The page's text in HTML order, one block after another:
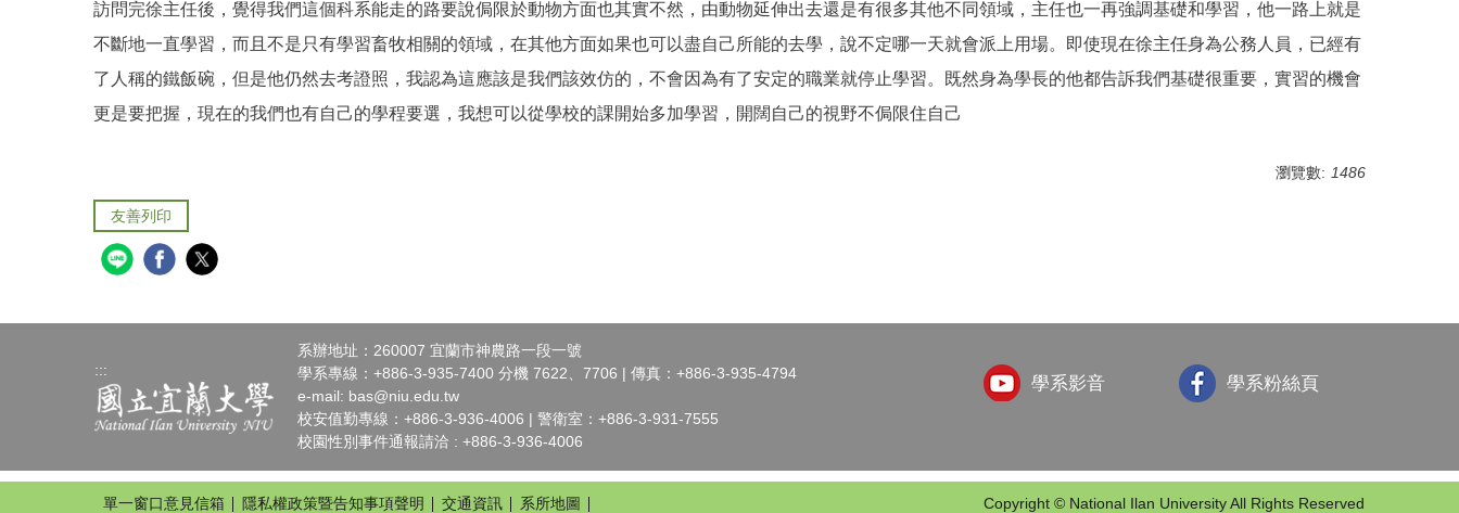
訪問完徐主任後，覺得我們這個科系能走的路要說侷限於動物方面也其實不然，由動物延伸出去還是有很多其他不同領域，主任也一再強調基礎和學習，他一路上就是
不斷地一直學習，而且不是只有學習畜牧相關的領域，在其他方面如果也可以盡自己所能的去學，說不定哪一天就會派上用場。即使現在徐主任身為公務人員，已經有
了人稱的鐵飯碗，但是他仍然去考證照，我認為這應該是我們該效仿的，不會因為有了安定的職業就停止學習。既然身為學長的他都告訴我們基礎很重要，實習的機會
更是要把握，現在的我們也有自己的學程要選，我想可以從學校的課開始多加學習，開闊自己的視野不侷限住自己
瀏覽數: 1486
友善列印
:::
系辦地址：260007 宜蘭市神農路一段一號
學系專線：+886-3-935-7400 分機 7622、7706 | 傳真：+886-3-935-4794
e-mail: bas@niu.edu.tw
校安值勤專線：+886-3-936-4006 | 警衛室：+886-3-931-7555
校園性別事件通報請洽 : +886-3-936-4006
學系影音 學系粉絲頁
單一窗口意見信箱 隱私權政策暨告知事項聲明 交通資訊 系所地圖 Copyright © National Ilan University All Rights Reserved